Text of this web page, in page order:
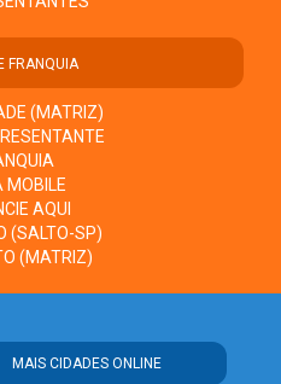
FRANQUIA
(MATRIZ)
MOBILE
AQUI
(SALTO-SP)
(MATRIZ)
MAIS CIDADES ONLINE